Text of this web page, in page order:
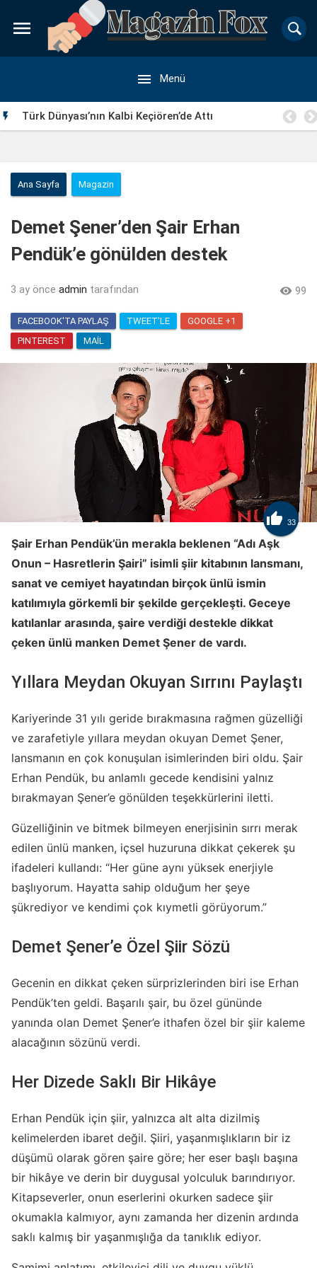

 Menü
 Türk Dünyası’nın Kalbi Keçiören’de Attı
Ana Sayfa Magazin
Demet Şener’den Şair Erhan
Pendük’e gönülden destek
3 ay önce admin tarafından  99
FACEBOOK'TA PAYLAŞ TWEET'LE
GOOGLE +1
PINTEREST
MAIL
 33
Şair Erhan Pendük’ün merakla beklenen “Adı Aşk
Onun – Hasretlerin Şairi” isimli şiir kitabının lansmanı,
sanat ve cemiyet hayatından birçok ünlü ismin
katılımıyla görkemli bir şekilde gerçekleşti. Geceye
katılanlar arasında, şaire verdiği destekle dikkat
çeken ünlü manken Demet Şener de vardı.
Yıllara Meydan Okuyan Sırrını Paylaştı
Kariyerinde 31 yılı geride bırakmasına rağmen güzelliği
ve zarafetiyle yıllara meydan okuyan Demet Şener,
lansmanın en çok konuşulan isimlerinden biri oldu. Şair
Erhan Pendük, bu anlamlı gecede kendisini yalnız
bırakmayan Şener’e gönülden teşekkürlerini iletti.
Güzelliğinin ve bitmek bilmeyen enerjisinin sırrı merak
edilen ünlü manken, içsel huzuruna dikkat çekerek şu
ifadeleri kullandı: “Her güne aynı yüksek enerjiyle
başlıyorum. Hayatta sahip olduğum her şeye
şükrediyor ve kendimi çok kıymetli görüyorum.”
Demet Şener’e Özel Şiir Sözü
Gecenin en dikkat çeken sürprizlerinden biri ise Erhan
Pendük’ten geldi. Başarılı şair, bu özel gününde
yanında olan Demet Şener’e ithafen özel bir şiir kaleme
alacağının sözünü verdi.
Her Dizede Saklı Bir Hikâye
Erhan Pendük için şiir, yalnızca alt alta dizilmiş
kelimelerden ibaret değil. Şiiri, yaşanmışlıkların bir iz
düşümü olarak gören şaire göre; her eser başlı başına
bir hikâye ve derin bir duygusal yolculuk barındırıyor.
Kitapseverler, onun eserlerini okurken sadece şiir
okumakla kalmıyor, aynı zamanda her dizenin ardında
saklı kalmış bir yaşanmışlığa da tanıklık ediyor.